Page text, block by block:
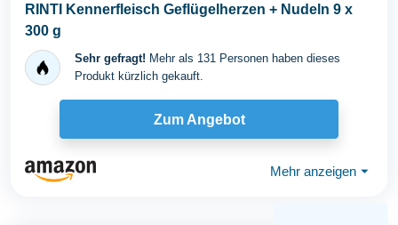
RINTI Kennerfleisch Geflügelherzen + Nudeln 9 x
300 g
Sehr gefragt! Mehr als 131 Personen haben dieses
Produkt kürzlich gekauft.
Zum Angebot
Mehr anzeigen ⏷